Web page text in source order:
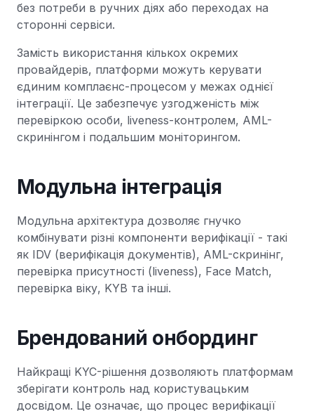
без потреби в ручних діях або переходах на
сторонні сервіси.
Замість використання кількох окремих
провайдерів, платформи можуть керувати
єдиним комплаєнс-процесом у межах однієї
інтеграції. Це забезпечує узгодженість між
перевіркою особи, liveness-контролем, AML-
скринінгом і подальшим моніторингом.
Модульна інтеграція
Модульна архітектура дозволяє гнучко
комбінувати різні компоненти верифікації - такі
як IDV (верифікація документів), AML-скринінг,
перевірка присутності (liveness), Face Match,
перевірка віку, KYB та інші.
Брендований онбординг
Найкращі KYC-рішення дозволяють платформам
зберігати контроль над користувацьким
досвідом. Це означає, що процес верифікації